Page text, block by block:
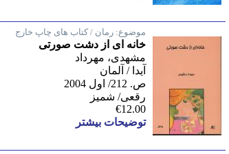
موضوع: رمان / کتاب های چاپ خارج
خانه ای از دشت صورتی
مشهدی، مهرداد
آیدا / آلمان
ص. 212/ اول 2004
رقعی/ شمیز
€12.00
توضیحات بیشتر